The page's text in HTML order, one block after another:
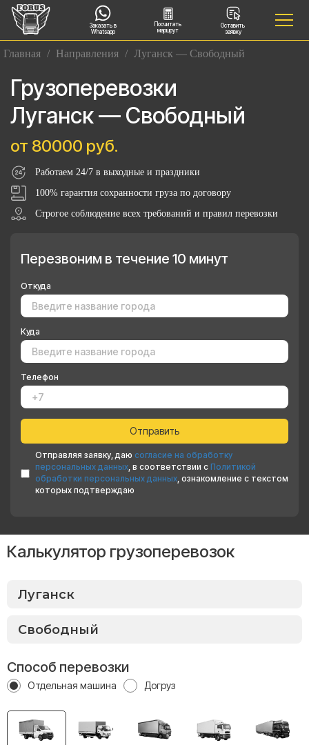
Заказать в
Whatsapp
Посчитать
маршрут
Оставить
заявку
Главная / Направления / Луганск — Свободный
Грузоперевозки
Луганск — Свободный
от 80000 руб.
Работаем 24/7 в выходные и праздники
100% гарантия сохранности груза по договору
Строгое соблюдение всех требований и правил перевозки
Перезвоним в течение 10 минут
Откуда
Куда
Телефон
Отправляя заявку, даю согласие на обработку
персональных данных, в соответствии с Политикой
обработки персональных данных, ознакомление с текстом
которых подтверждаю
Калькулятор грузоперевозок
Способ перевозки
Отдельная машина Догруз